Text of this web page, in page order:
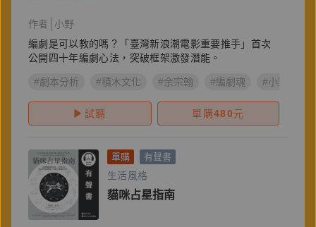
作者
小野
編劇是可以教的嗎？「臺灣新浪潮電影重要推手」首次
公開四十年編劇心法，突破框架激發潛能。
#劇本分析 #積木文化 #余宗翰 #編劇魂 #小野
試聽 單購480元
單購 有聲書
生活風格
貓咪占星指南